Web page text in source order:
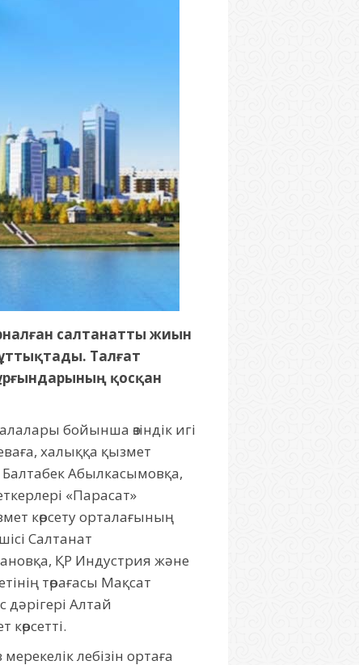
салтанатты жиын
Талғат
қосқан
бойынша өзіндік игі
халыққа қызмет
Абылкасымовқа,
«Парасат»
көрсету орталағының
Салтанат
ҚР Индустрия және
төрағасы Мақсат
Алтай
лебізін ортаға